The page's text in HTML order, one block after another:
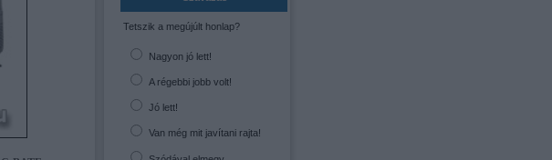
Tetszik a megújúlt honlap?
Nagyon jó lett!
A régebbi jobb volt!
Jó lett!
Van még mit javítani rajta!